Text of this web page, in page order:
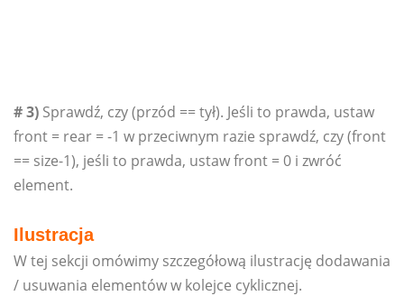
# 3) Sprawdź, czy (przód == tył). Jeśli to prawda, ustaw
front = rear = -1 w przeciwnym razie sprawdź, czy (front
== size-1), jeśli to prawda, ustaw front = 0 i zwróć
element.
Ilustracja
W tej sekcji omówimy szczegółową ilustrację dodawania
/ usuwania elementów w kolejce cyklicznej.